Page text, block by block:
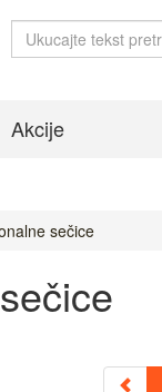
Akcije
sečice